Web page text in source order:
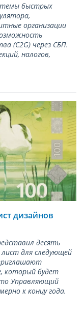
быстрых
организации
(С2G) через СБП.
налогов,
дизайнов
десять
для следующей
который будет
Управляющий
к концу года.